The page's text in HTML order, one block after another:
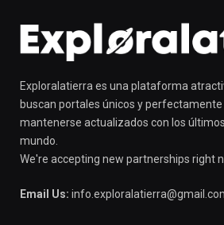
Exploralatierra es una plataforma
buscan portales únicos y perfectamente
mantenerse actualizados con los
mundo.
We're accepting new partnerships right
Email Us: